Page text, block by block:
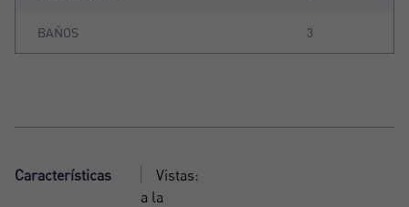
BAÑOS 3
Características
Vistas:
a la